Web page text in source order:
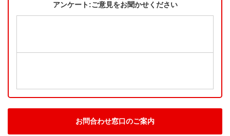
アンケート:ご意見をお聞かせください
お問合わせ窓口のご案内